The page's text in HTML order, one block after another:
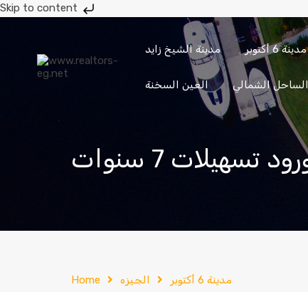
Skip to content
مدينة الشيخ
مدينة 6
حدائق
أكتوبر
حدائق
الأهرام
مدينة الشيخ زايد مدينة 6 أكتوبر
العين السخنة الساحل الشمالي
Home الجيزه مدينة 6 أكتوبر